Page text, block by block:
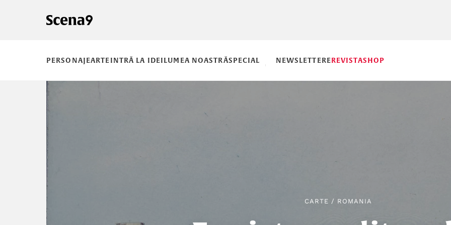
PERSONAJEARTEINTRĂ LA IDEILUMEA NOASTRĂSPECIAL NEWSLETTEREREVISTASHOP
CARTE / ROMANIA